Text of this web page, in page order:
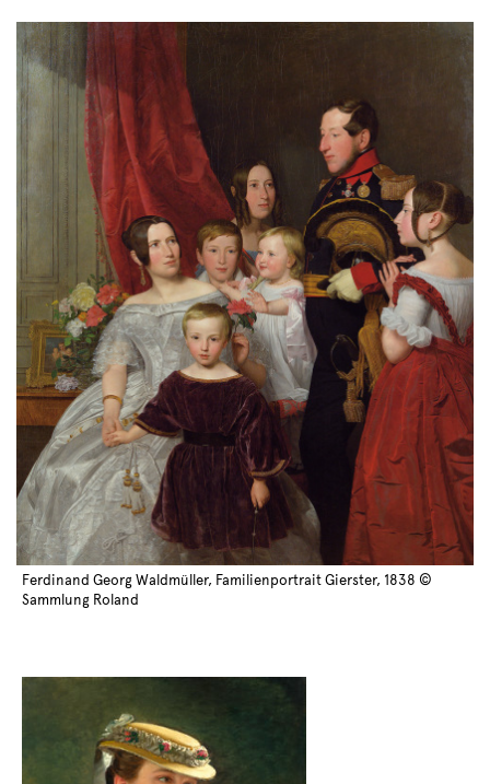
Ferdinand Georg Waldmüller, Familienportrait Gierster, 1838 ©
Sammlung Roland